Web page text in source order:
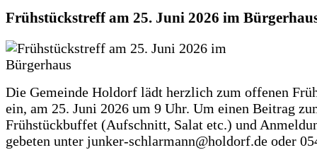
Frühstückstreff am 25. Juni 2026 im
Die Gemeinde Holdorf lädt herzlich zum offenen
ein, am 25. Juni 2026 um 9 Uhr. Um einen Beitrag
Frühstückbuffet (Aufschnitt, Salat etc.) und
gebeten unter junker-schlarmann@holdorf.de oder